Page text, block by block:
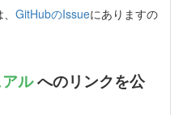
GitHubのIssueにありますの
ルへのリンクを公